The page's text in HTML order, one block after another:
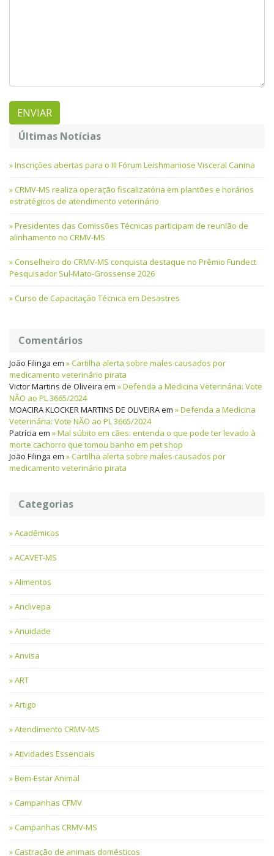
Últimas Notícias
Inscrições abertas para o III Fórum Leishmaniose Visceral Canina
CRMV-MS realiza operação fiscalizatória em plantões e horários
estratégicos de atendimento veterinário
Presidentes das Comissões Técnicas participam de reunião de
alinhamento no CRMV-MS
Conselheiro do CRMV-MS conquista destaque no Prêmio Fundect
Pesquisador Sul-Mato-Grossense 2026
Curso de Capacitação Técnica em Desastres
Comentários
João Filinga em
Cartilha alerta sobre males causados por
medicamento veterinário pirata
Victor Martins de Oliveira em
Defenda a Medicina Veterinária: Vote
NÃO ao PL 3665/2024
MOACIRA KLOCKER MARTINS DE OLIVEIRAem
Defenda a Medicina
Veterinária: Vote NÃO ao PL 3665/2024
Patrícia em
Mal súbito em cães: entenda o que pode ter levado à
morte cachorro que tomou banho em pet shop
João Filinga em
Cartilha alerta sobre males causados por
medicamento veterinário pirata
Categorias
Acadêmicos
ACAVET-MS
Alimentos
Anclivepa
Anuidade
Anvisa
ART
Artigo
Atendimento CRMV-MS
Atividades Essenciais
Bem-Estar Animal
Campanhas CFMV
Campanhas CRMV-MS
Castração de animais domésticos